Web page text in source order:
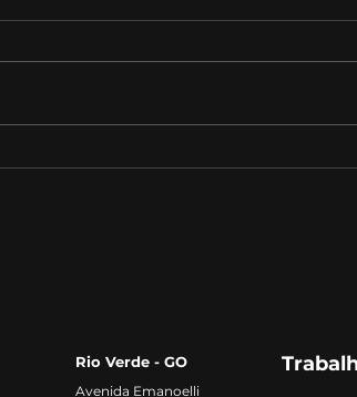
Rio Verde - GO
Avenida Emanoelli